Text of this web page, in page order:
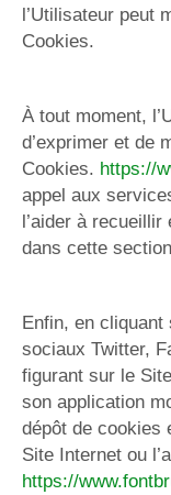
l’Utilisateur peut
Cookies.
À tout moment,
d’exprimer et de
Cookies. https://
appel aux
l’aider à
dans cette
Enfin, en
sociaux Twitter,
figurant sur le
son application
dépôt de cookies
Site Internet ou
https://